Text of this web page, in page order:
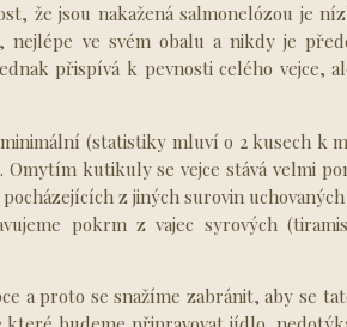
že jsou nakažená salmonelózou je
, nejlépe ve svém obalu a nikdy je
přispívá k pevnosti celého vejce,
(statistiky mluví o 2 kusech k
Omytím kutikuly se vejce stává velmi
z jiných surovin
pokrm z vajec syrových
a proto se snažíme zabránit, aby se